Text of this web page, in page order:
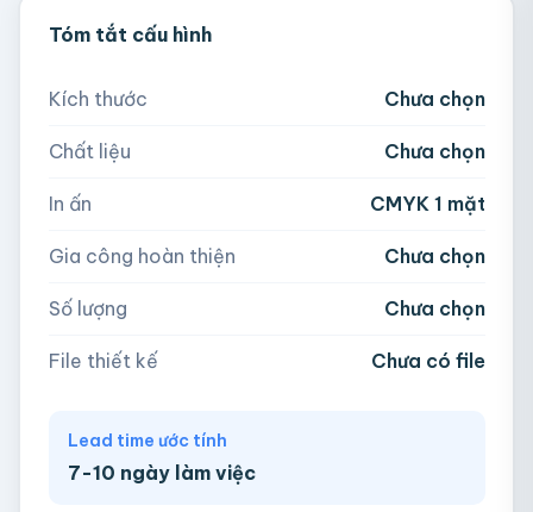
300 500
5,000
Hoặc nhập số lượng:
− + hộp
💡 Hỗ trợ AI, PDF, EPS, PSD, PNG (300dpi).
AI, PDF, EPS, PSD, PNG, JPG (tối đa 50MB)
Tóm tắt cấu hình
Kích thước Chưa chọn
Chất liệu Chưa chọn
In ấn CMYK 1 mặt
Gia công hoàn thiện Chưa chọn
Số lượng Chưa chọn
File thiết kế Chưa có file
Lead time ước tính
7-10 ngày làm việc